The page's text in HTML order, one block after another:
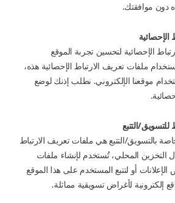
دون موافقتك.
الإحصائية لتحسين تجربة الموقع
ملفات تعريف الارتباط الإحصائية هذه،
موقعنا الإلكتروني. نطلب إذنك لوضع
بالتسويق/التتبع هي ملفات تعريف الارتباط
المحلي، تُستخدم لإنشاء ملفات
أو لتتبع المستخدم على هذا الموقع
إلكترونية لأغراض تسويقية مماثلة.